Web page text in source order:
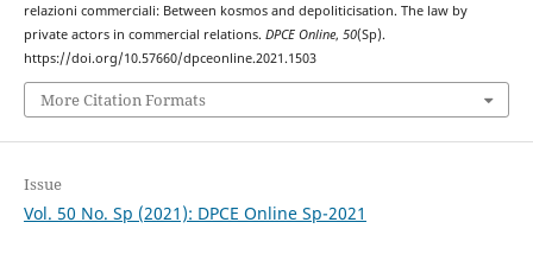
relazioni commerciali: Between kosmos and depoliticisation. The law by
private actors in commercial relations. DPCE Online, 50(Sp).
https://doi.org/10.57660/dpceonline.2021.1503
More Citation Formats
Issue
Vol. 50 No. Sp (2021): DPCE Online Sp-2021